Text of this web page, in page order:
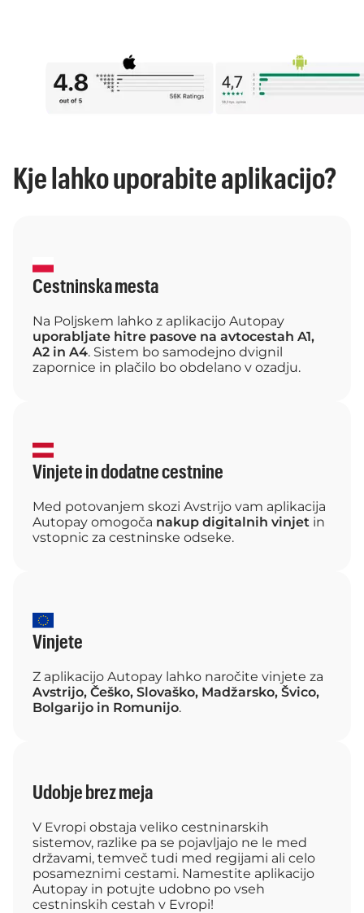
Kje lahko uporabite aplikacijo?
Cestninska mesta
Na Poljskem lahko z aplikacijo Autopay
uporabljate hitre pasove na avtocestah A1,
A2 in A4. Sistem bo samodejno dvignil
zapornice in plačilo bo obdelano v ozadju.
Vinjete in dodatne cestnine
Med potovanjem skozi Avstrijo vam aplikacija
Autopay omogoča nakup digitalnih vinjet in
vstopnic za cestninske odseke.
Vinjete
Z aplikacijo Autopay lahko naročite vinjete za
Avstrijo, Češko, Slovaško, Madžarsko, Švico,
Bolgarijo in Romunijo.
Udobje brez meja
V Evropi obstaja veliko cestninarskih
sistemov, razlike pa se pojavljajo ne le med
državami, temveč tudi med regijami ali celo
posameznimi cestami. Namestite aplikacijo
Autopay in potujte udobno po vseh
cestninskih cestah v Evropi!